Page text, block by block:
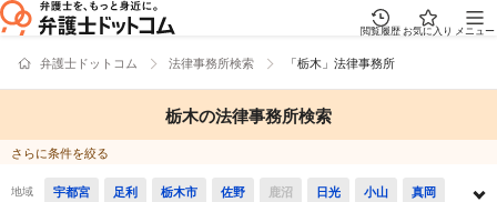
閲覧履歴 お気に入り メニュー
弁護士ドットコム 法律事務所検索 「栃木」法律事務所
栃木の法律事務所検索
さらに条件を絞る
地域 宇都宮 足利 栃木市 佐野 鹿沼 日光 小山 真岡